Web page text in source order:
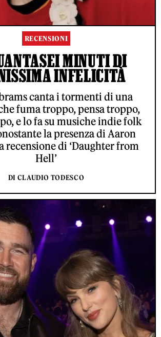
RECENSIONI
MINUTI DI
INFELICITÀ
canta i tormenti di una
fuma troppo, pensa troppo,
e lo fa su musiche indie folk
la presenza di Aaron
recensione di ‘Daughter from
Hell’
DI CLAUDIO TODESCO